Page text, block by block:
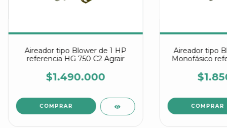
Aireador tipo Blower de 1 HP
referencia HG 750 C2 Agrair
$1.490.000
Aireador tipo
Monofásico